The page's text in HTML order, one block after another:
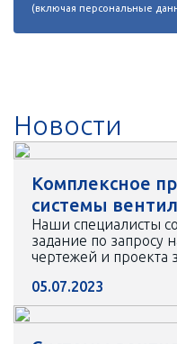
(включая персональные
Новости
Комплексное
системы
Наши специалисты
задание по запросу
чертежей и проекта
05.07.2023